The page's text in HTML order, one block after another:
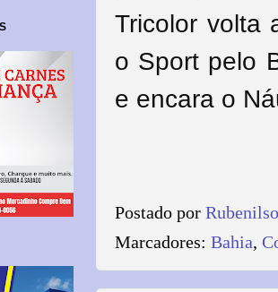
Tricolor volta
o Sport pelo
e encara o
Postado por
Marcadores: Bahia,